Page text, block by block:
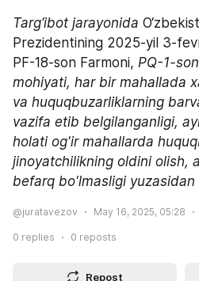
Targ‘ibot jarayonida
Prezidentining 2025-yil 3-
PF-18-son Farmoni, PQ-1-
mohiyati, har bir mahallada
va huquqbuzarliklarning
vazifa etib belgilanganligi,
holati og'ir mahallarda
jinoyatchilikning oldini olish,
befarq bo'lmasligi
@juratavezov May 16, 2025, 05:28
0 replies 0 reposts
Repost